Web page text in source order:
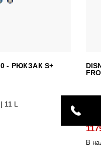
- РЮКЗАК S+
11 L
В